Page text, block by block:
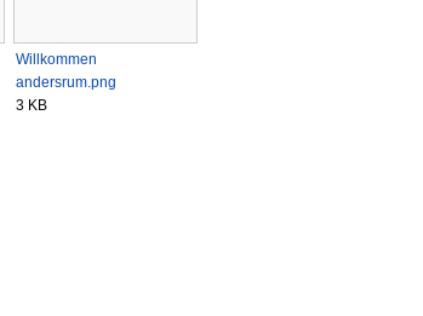
Willkommen
andersrum.png
3 KB